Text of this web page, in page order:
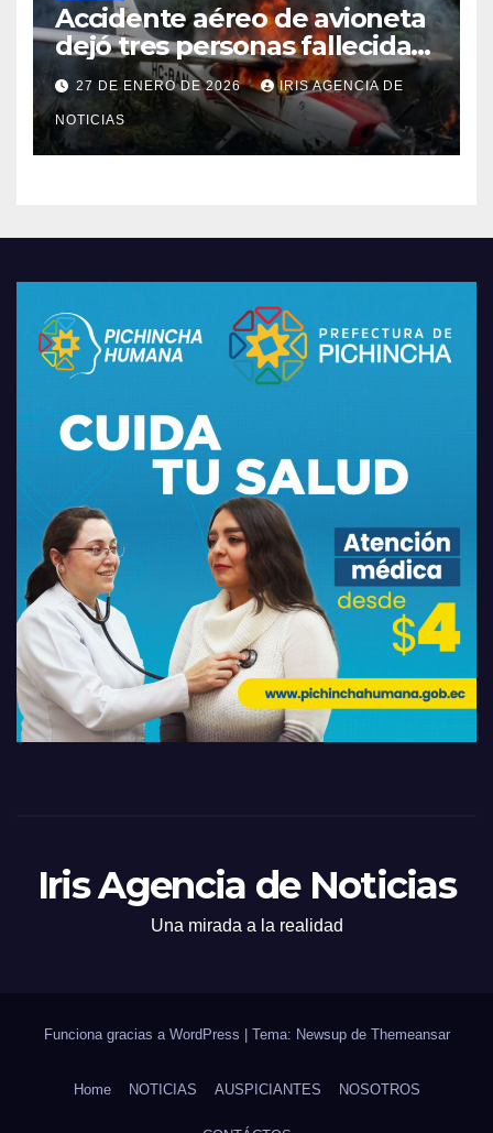
Accidente aéreo de avioneta
dejó tres personas fallecidas
en provincia de Morona
Santiago
27 DE ENERO DE 2026 IRIS AGENCIA DE
NOTICIAS
Iris Agencia de Noticias
Una mirada a la realidad
Funciona gracias a WordPress Tema: Newsup de Themeansar
Home NOTICIAS AUSPICIANTES NOSOTROS